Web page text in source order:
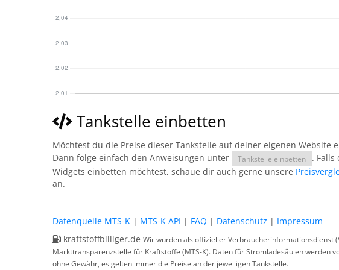
Tankstelle einbetten
Möchtest du die Preise dieser Tankstelle auf deiner eigenen Website
Dann folge einfach den Anweisungen unter
Tankstelle einbetten
. Falls
Widgets einbetten möchtest, schaue dir auch gerne unsere
an.
Datenquelle MTS-K | MTS-K API | FAQ | Datenschutz | Impressum
kraftstoffbilliger.de Wir wurden als offizieller Verbraucherinformationsdienst
Markttransparenzstelle für Kraftstoffe (MTS-K). Daten für Stromladesäulen werden
ohne Gewähr, es gelten immer die Preise an der jeweiligen Tankstelle.